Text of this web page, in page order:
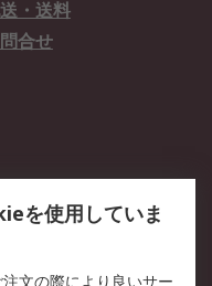
・送料
合せ
を使用していま
文の際により良いサー